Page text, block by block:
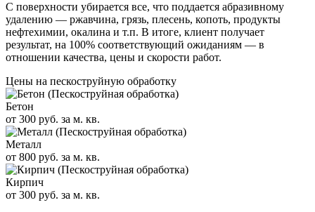
С поверхности убирается все, что поддается абразивному
удалению — ржавчина, грязь, плесень, копоть, продукты
нефтехимии, окалина и т.п. В итоге, клиент получает
результат, на 100% соответствующий ожиданиям — в
отношении качества, цены и скорости работ.
Цены на пескоструйную обработку
Бетон
от 300 руб. за м. кв.
Металл
от 800 руб. за м. кв.
Кирпич
от 300 руб. за м. кв.